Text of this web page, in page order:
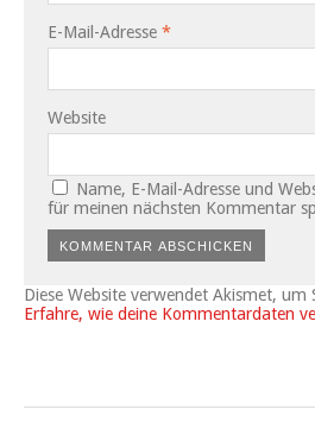
E-Mail-Adresse *
Website
Name, E-Mail-Adresse und
für meinen nächsten Kommentar
Diese Website verwendet Akismet, um
Erfahre, wie deine Kommentardaten